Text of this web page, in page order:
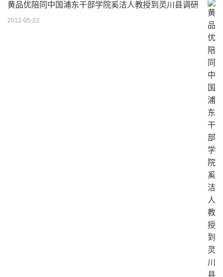
黄品优陪同中国浦东干部学院奚洁人教授到灵川县调研
2012-05-22